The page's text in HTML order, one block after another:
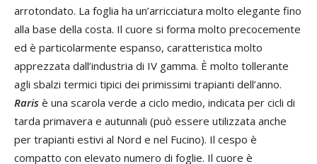
arrotondato. La foglia ha un’arricciatura molto elegante fino
alla base della costa. Il cuore si forma molto precocemente
ed è particolarmente espanso, caratteristica molto
apprezzata dall’industria di IV gamma. È molto tollerante
agli sbalzi termici tipici dei primissimi trapianti dell’anno.
Raris è una scarola verde a ciclo medio, indicata per cicli di
tarda primavera e autunnali (può essere utilizzata anche
per trapianti estivi al Nord e nel Fucino). Il cespo è
compatto con elevato numero di foglie. Il cuore è